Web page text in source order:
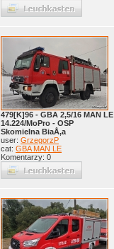
479[K]96 - GBA 2,5/16 MAN LE
14.224/MoPro - OSP
Skomielna BiaÅ‚a
user: GrzegorzP
cat: GBA MAN LE
Komentarzy: 0